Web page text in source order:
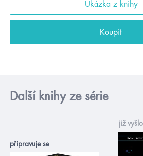
Ukázka z knihy
Koupit
Další knihy ze série
připravuje se
již vyšlo